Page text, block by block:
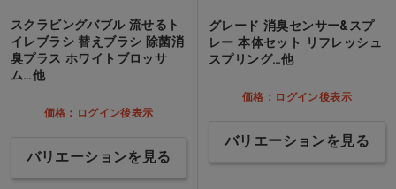
スクラビングバブル 流せるト
イレブラシ 替えブラシ 除菌消
臭プラス ホワイトブロッサ
ム…他
価格：ログイン後表示
バリエーションを見る
グレード 消臭センサー&スプ
レー 本体セット リフレッシュ
スプリング…他
価格：ログイン後表示
バリエーションを見る